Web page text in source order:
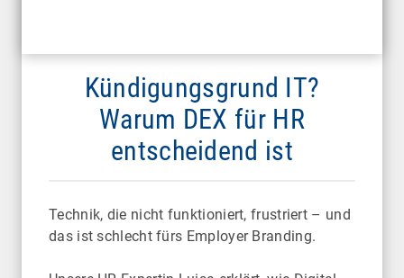
Kündigungsgrund IT?
Warum DEX für HR
entscheidend ist
Technik, die nicht funktioniert, frustriert – und
das ist schlecht fürs Employer Branding.